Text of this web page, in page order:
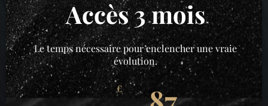
Accès 3 mois
Le temps nécessaire pour enclencher une vraie
évolution.
€